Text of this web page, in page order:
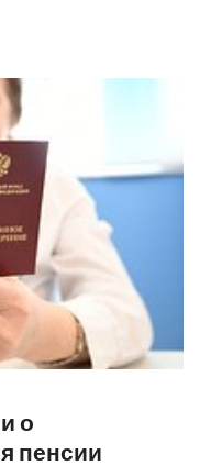
о
пенсии